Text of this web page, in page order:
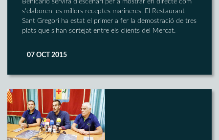
Benicarló servirà d'escenari per a mostrar en directe com
s'elaboren les millors receptes marineres. El Restaurant
Sant Gregori ha estat el primer a fer la demostració de tres
plats que s'han sortejat entre els clients del Mercat.
07 OCT 2015